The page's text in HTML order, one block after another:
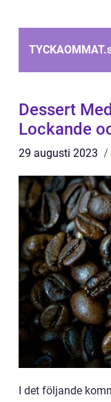
TYCKAOMMAT.
Dessert
Lockande
29 augusti 2023
I det följande